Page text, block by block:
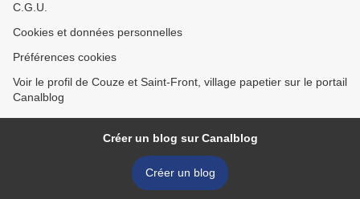
C.G.U.
Cookies et données personnelles
Préférences cookies
Voir le profil de Couze et Saint-Front, village papetier sur le portail
Canalblog
Créer un blog sur Canalblog
Créer un blog